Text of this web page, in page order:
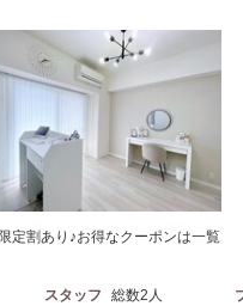
定割あり♪お得なクーポンは一覧
スタッフ 総数2人